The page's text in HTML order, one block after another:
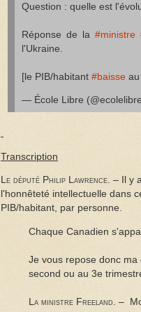
Question : quelle est
Réponse de la#ministre
l'Ukraine.
[le PIB/habitant #baisse au
— École Libre
Transcription
Le député Philip Lawrence. – Il y
l'honnêteté intellectuelle dans
PIB/habitant, par personne.
Chaque Canadien
Je vous repose donc ma
second ou au 3e
La ministre Freeland. –